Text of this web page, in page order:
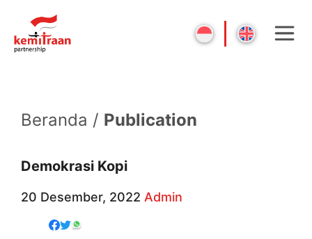
Beranda / Publication
Demokrasi Kopi
20 Desember, 2022 Admin